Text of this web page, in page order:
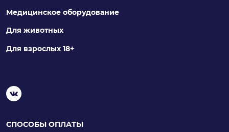
Медицинское оборудование
Для животных
Для взрослых 18+
СПОСОБЫ ОПЛАТЫ